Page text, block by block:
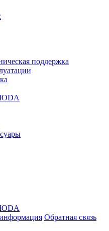
поддержка
Обратная связь